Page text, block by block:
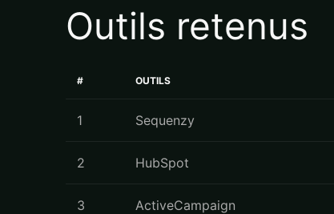
Outils retenus
# OUTILS
1 Sequenzy
2 HubSpot
3 ActiveCampaign